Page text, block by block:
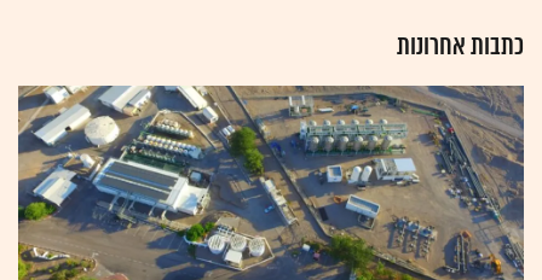
כתבות אחרונות